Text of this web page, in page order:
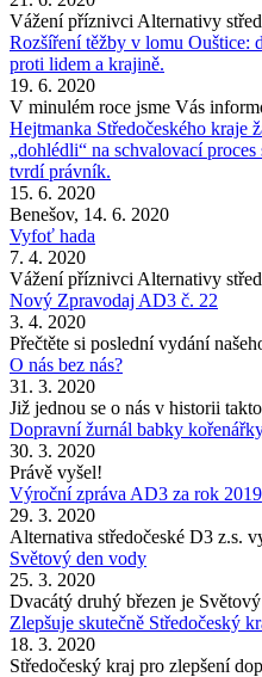
Vážení příznivci Alternativy
Rozšíření těžby v lomu Ouštice:
proti lidem a krajině.
19. 6. 2020
V minulém roce jsme Vás
Hejtmanka Středočeského kraje
„dohlédli“ na schvalovací
tvrdí právník.
15. 6. 2020
Benešov, 14. 6. 2020
Vyfoť hada
7. 4. 2020
Vážení příznivci Alternativy
Nový Zpravodaj AD3 č. 22
3. 4. 2020
Přečtěte si poslední vydání
O nás bez nás?
31. 3. 2020
Již jednou se o nás v historii
Dopravní žurnál babky
30. 3. 2020
Právě vyšel!
Výroční zpráva AD3 za rok 2019
29. 3. 2020
Alternativa středočeské D3 z.s.
Světový den vody
25. 3. 2020
Dvacátý druhý březen je
Zlepšuje skutečně Středočeský
18. 3. 2020
Středočeský kraj pro zlepšení